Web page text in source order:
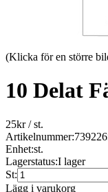
(Klicka för en större
10 Delat
25kr/ st.
Artikelnummer:
Enhet:st.
Lagerstatus:I lager
St:
Lägg i varukorg